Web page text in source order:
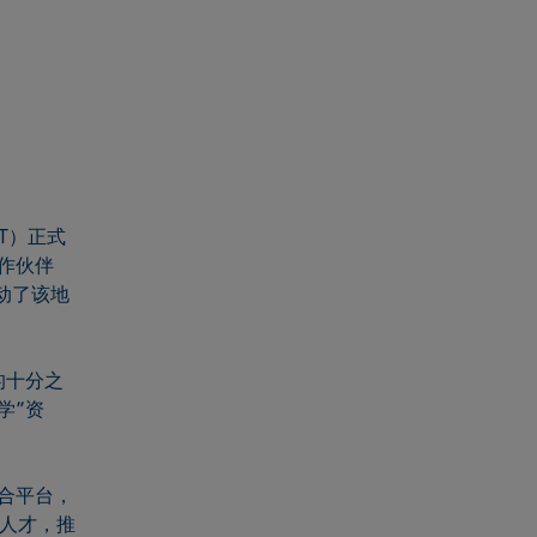
）正式
伙伴
了该地
分之
”资
平台，
才，推